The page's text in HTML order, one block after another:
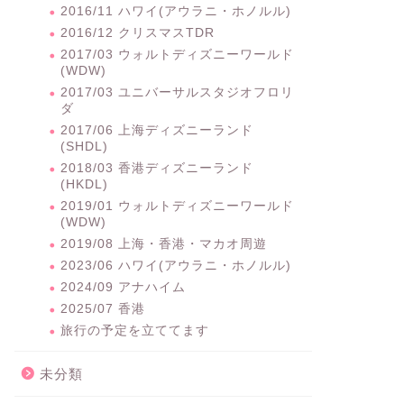
2016/11 ハワイ(アウラニ・ホノルル)
2016/12 クリスマスTDR
2017/03 ウォルトディズニーワールド
(WDW)
2017/03 ユニバーサルスタジオフロリ
ダ
2017/06 上海ディズニーランド
(SHDL)
2018/03 香港ディズニーランド
(HKDL)
2019/01 ウォルトディズニーワールド
(WDW)
2019/08 上海・香港・マカオ周遊
2023/06 ハワイ(アウラニ・ホノルル)
2024/09 アナハイム
2025/07 香港
旅行の予定を立ててます
未分類